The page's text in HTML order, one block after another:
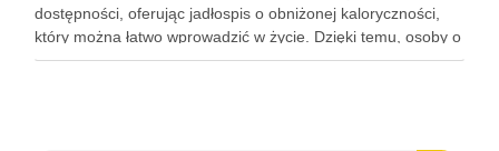
dostępności, oferując jadłospis o obniżonej kaloryczności,
który można łatwo wprowadzić w życie. Dzięki temu, osoby o
różnych stylach życia mogą z powodzeniem wprowadzać